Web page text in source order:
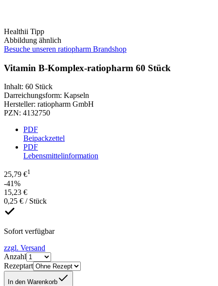
Healthii Tipp
Abbildung ähnlich
Besuche unseren ratiopharm Brandshop
Vitamin B-Komplex-ratiopharm 60 Stück
Inhalt: 60 Stück
Darreichungsform: Kapseln
Hersteller: ratiopharm GmbH
PZN: 4132750
PDF
Beipackzettel
PDF
Lebensmittelinformation
25,79 €1
-41%
15,23 €
0,25 € / Stück
Sofort verfügbar
zzgl. Versand
Anzahl
Rezeptart
In den Warenkorb